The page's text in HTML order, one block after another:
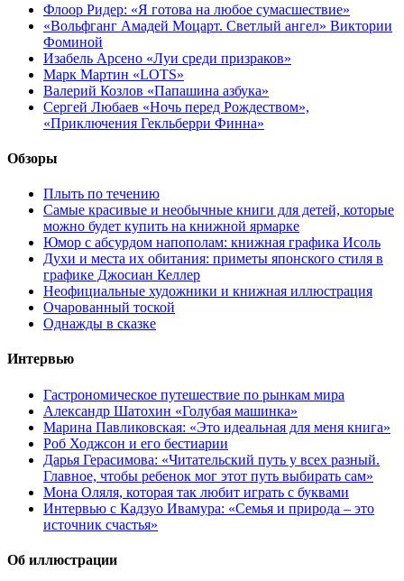
Флоор Ридер: «Я готова на любое сумасшествие»
«Вольфганг Амадей Моцарт. Светлый ангел» Виктории
Фоминой
Изабель Арсено «Луи среди призраков»
Марк Мартин «LOTS»
Валерий Козлов «Папашина азбука»
Сергей Любаев «Ночь перед Рождеством»,
«Приключения Гекльберри Финна»
Обзоры
Плыть по течению
Самые красивые и необычные книги для детей, которые
можно будет купить на книжной ярмарке
Юмор с абсурдом напополам: книжная графика Исоль
Духи и места их обитания: приметы японского стиля в
графике Джосиан Келлер
Неофициальные художники и книжная иллюстрация
Очарованный тоской
Однажды в сказке
Интервью
Гастрономическое путешествие по рынкам мира
Александр Шатохин «Голубая машинка»
Марина Павликовская: «Это идеальная для меня книга»
Роб Ходжсон и его бестиарии
Дарья Герасимова: «Читательский путь у всех разный.
Главное, чтобы ребенок мог этот путь выбирать сам»
Мона Оляля, которая так любит играть с буквами
Интервью с Кадзуо Ивамура: «Семья и природа – это
источник счастья»
Об иллюстрации